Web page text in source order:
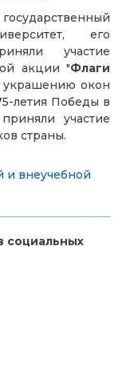
его
участие
акции "Флаги
окон
летия Победы в
участие
страны.
и внеучебной
социальных